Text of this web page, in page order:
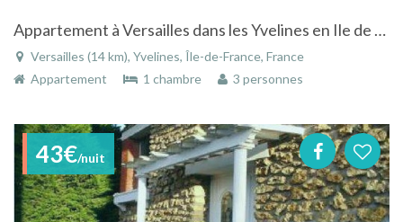
Appartement à Versailles dans les Yvelines en Ile de France en plein centre-ville
Versailles (14 km), Yvelines, Île-de-France, France
Appartement
1 chambre 3 personnes
43€/nuit